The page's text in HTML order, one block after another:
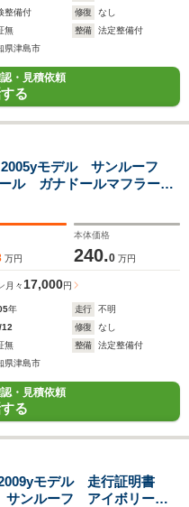
整備付 修復
なし
無 整備
法定整備付
県津島市
・見積依頼
る
モデル サンルーフ
ール ガナドールマフラー
バー登録 ステンレスチ
万円
本体価格
240.0 万円
月々 17,000円
年 走行
不明
修復
なし
無 整備
法定整備付
県津島市
・見積依頼
る
モデル 走行証明書
ンルーフ アイボリー本